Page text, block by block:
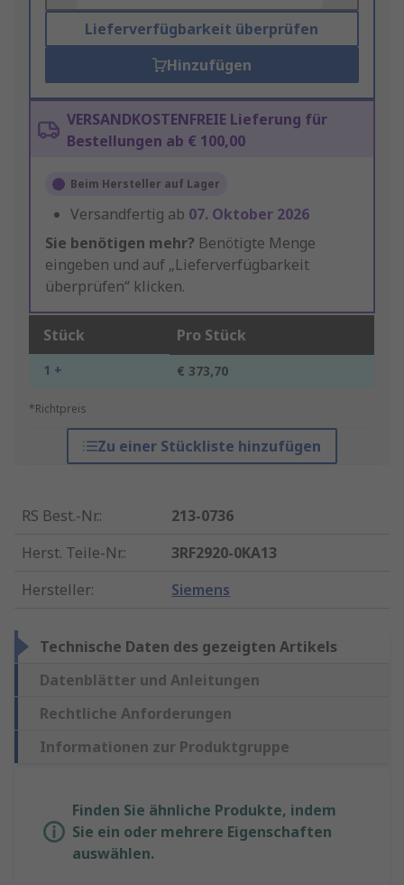
Lieferverfügbarkeit überprüfen
Hinzufügen
VERSANDKOSTENFREIE Lieferung für
Bestellungen ab € 100,00
Beim Hersteller auf Lager
Versandfertig ab 07. Oktober 2026
Sie benötigen mehr? Benötigte Menge
eingeben und auf „Lieferverfügbarkeit
überprüfen“ klicken.
Stück Pro Stück
1 + € 373,70
*Richtpreis
Zu einer Stückliste hinzufügen
RS Best.-Nr.:
213-0736
Herst. Teile-Nr.:
3RF2920-0KA13
Hersteller: Siemens
Technische Daten des gezeigten Artikels
Datenblätter und Anleitungen
Rechtliche Anforderungen
Informationen zur Produktgruppe
Finden Sie ähnliche Produkte, indem
Sie ein oder mehrere Eigenschaften
auswählen.